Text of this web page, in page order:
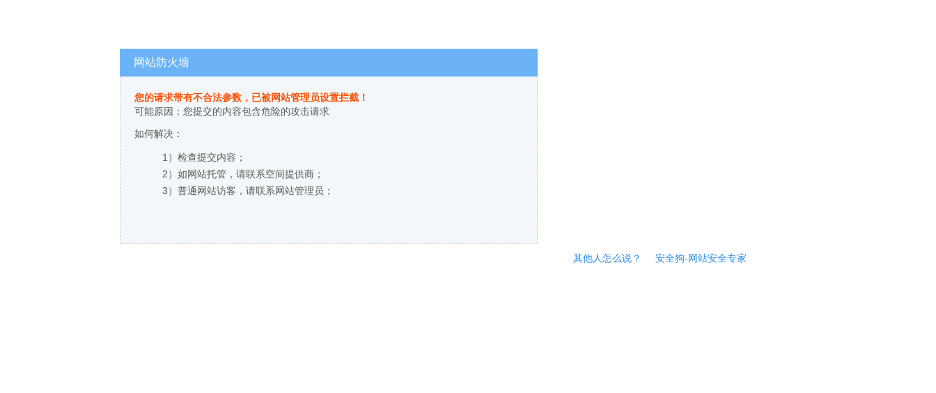
网站防火墙
您的请求带有不合法参数，已被网站管理员设置拦截！
可能原因：您提交的内容包含危险的攻击请求
如何解决：
1）检查提交内容；
2）如网站托管，请联系空间提供商；
3）普通网站访客，请联系网站管理员；
其他人怎么说？ 安全狗-网站安全专家